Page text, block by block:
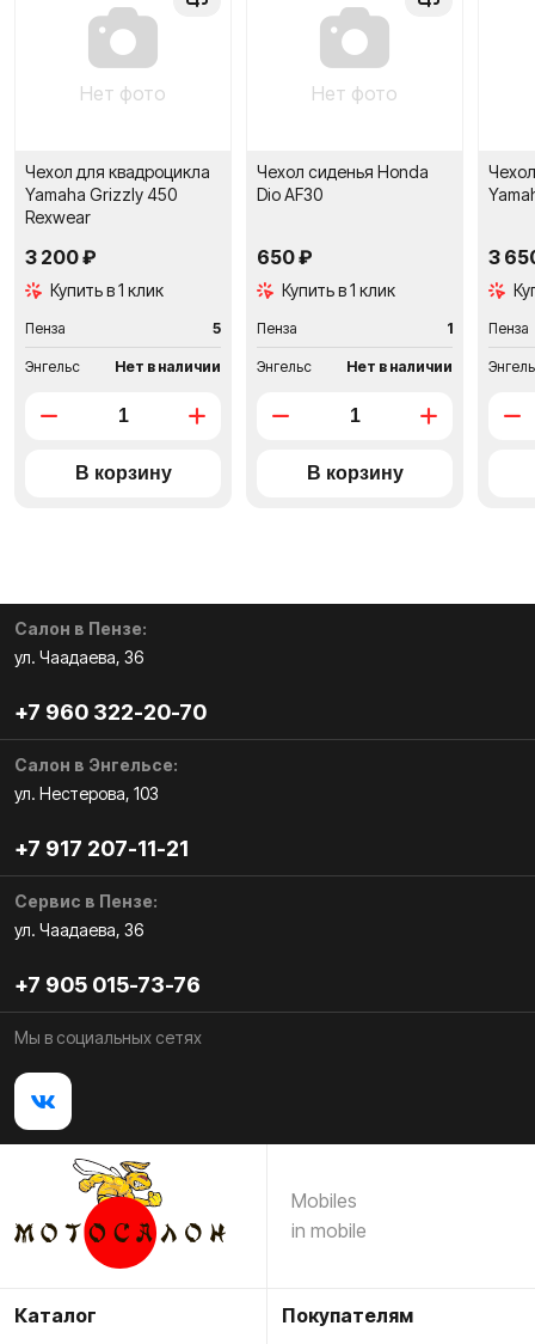
Нет фото
Чехол для квадроцикла
Yamaha Grizzly 450
Rexwear
3 200 ₽
Купить в 1 клик
Пенза 5
Энгельс Нет в наличии
Нет фото
Чехол сиденья Honda
Dio AF30
650 ₽
Купить в 1 клик
Пенза 1
Энгельс Нет в наличии
3
Пенза
Салон в Пензе:
ул. Чаадаева, 36
+7 960 322-20-70
Салон в Энгельсе:
ул. Нестерова, 103
+7 917 207-11-21
Сервис в Пензе:
ул. Чаадаева, 36
+7 905 015-73-76
Мы в социальных сетях
Mobiles
in mobile
Каталог Покупателям